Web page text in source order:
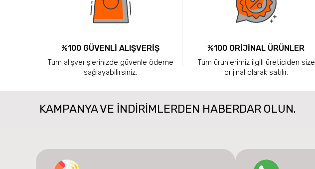
%100 GÜVENLİ ALIŞVERİŞ
Tüm alışverişlerinizde güvenle ödeme
sağlayabilirsiniz.
%100 ORİJİNAL ÜRÜNLER
Tüm ürünlerimiz ilgili üreticiden size
orijinal olarak satılır.
KAMPANYA VE INDIRIMLERDEN HABERDAR OLUN.